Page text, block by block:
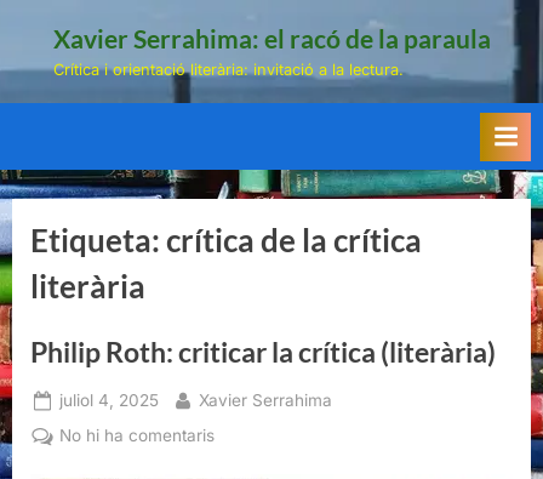
Xavier Serrahima: el racó de la paraula
Crítica i orientació literària: invitació a la lectura.
Etiqueta:crítica de la crítica
literària
Philip Roth: criticar la crítica (literària)
Posted
on
juliol 4, 2025 By
Xavier Serrahima
No hi ha comentarisa